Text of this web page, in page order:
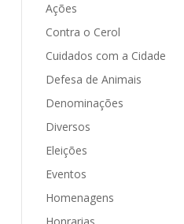
Ações
Contra o Cerol
Cuidados com a Cidade
Defesa de Animais
Denominações
Diversos
Eleições
Eventos
Homenagens